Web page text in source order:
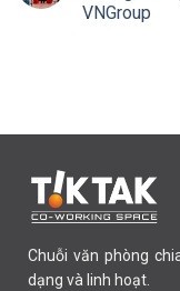
VNGroup
Chuỗi văn phòng
dạng và linh hoạt.